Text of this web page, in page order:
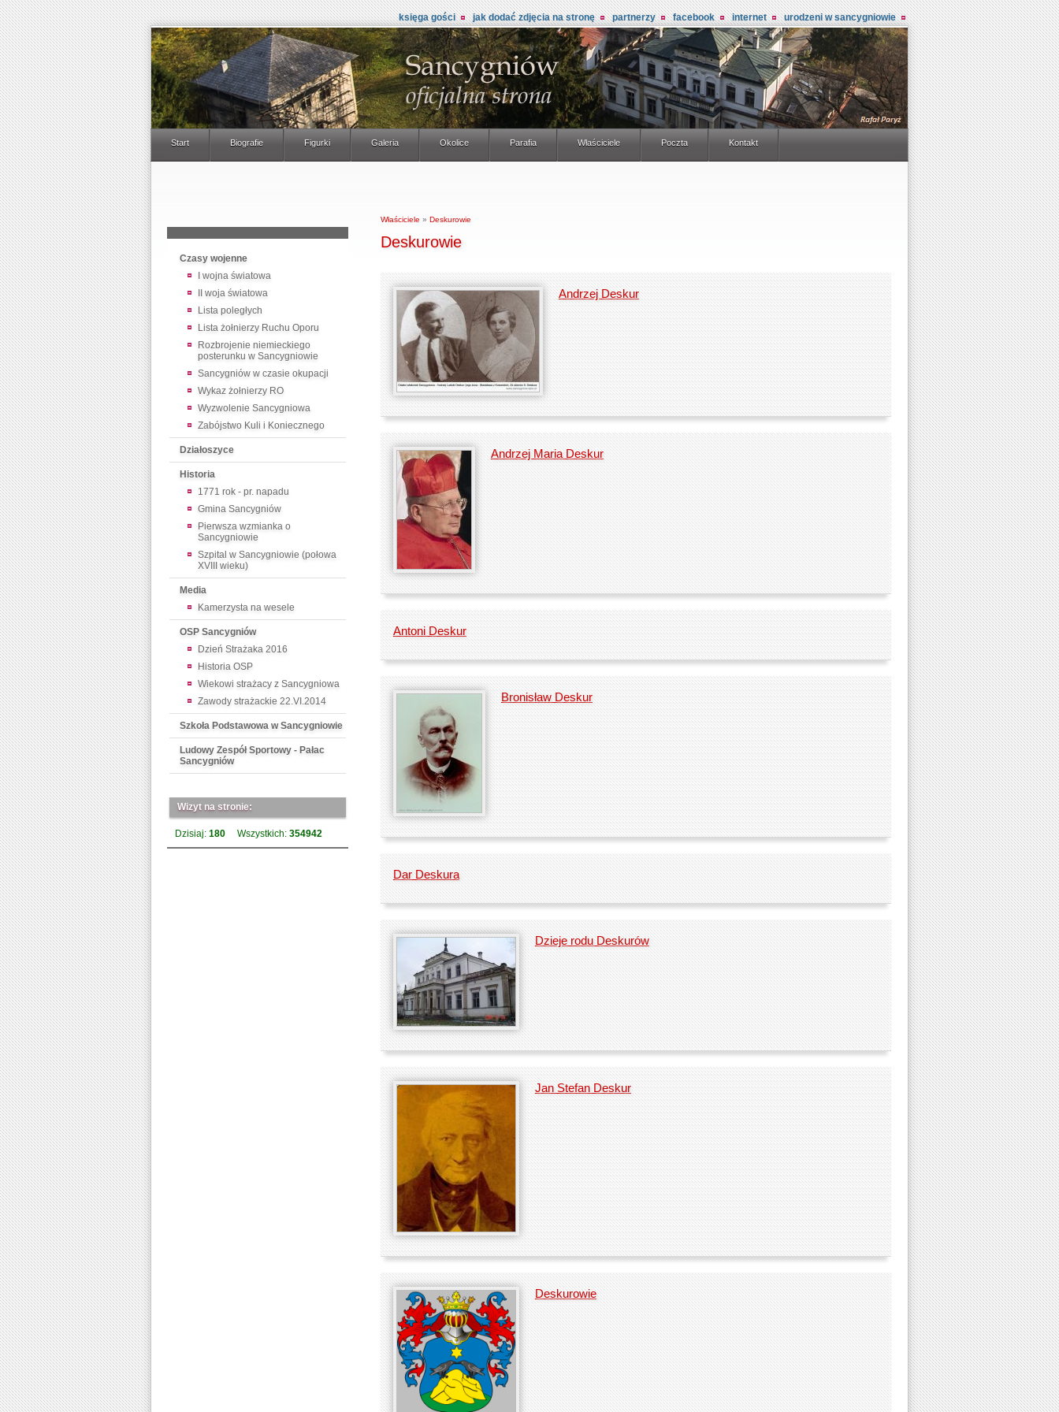
księga gości jak dodać zdjęcia na stronę partnerzy facebook internet urodzeni w sancygniowie
Start Biografie Figurki Galeria Okolice Parafia Właściciele Poczta Kontakt
Czasy wojenne
I wojna światowa
II woja światowa
Lista poległych
Lista żołnierzy Ruchu Oporu
Rozbrojenie niemieckiego
posterunku w Sancygniowie
Sancygniów w czasie okupacji
Wykaz żołnierzy RO
Wyzwolenie Sancygniowa
Zabójstwo Kuli i Koniecznego
Działoszyce
Historia
1771 rok - pr. napadu
Gmina Sancygniów
Pierwsza wzmianka o
Sancygniowie
Szpital w Sancygniowie (połowa
XVIII wieku)
Media
Kamerzysta na wesele
OSP Sancygniów
Dzień Strażaka 2016
Historia OSP
Wiekowi strażacy z Sancygniowa
Zawody strażackie 22.VI.2014
Szkoła Podstawowa w Sancygniowie
Ludowy Zespół Sportowy - Pałac
Sancygniów
Wizyt na stronie:
Dzisiaj: 180 Wszystkich: 354942
Deskurowie
Właściciele » Deskurowie
Andrzej Deskur
Andrzej Maria Deskur
Antoni Deskur
Bronisław Deskur
Dar Deskura
Dzieje rodu Deskurów
Jan Stefan Deskur
Deskurowie